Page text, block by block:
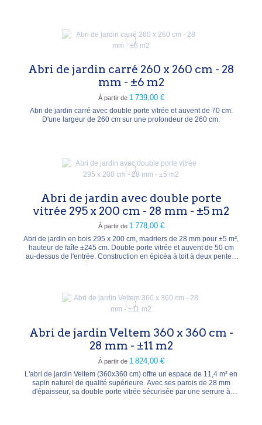
Abri de jardin carré 260 x 260 cm - 28
mm - ±6 m2
À partir de 1 739,00 €
Abri de jardin carré avec double porte vitrée et auvent de 70 cm.
D'une largeur de 260 cm sur une profondeur de 260 cm.
Abri de jardin avec double porte
vitrée 295 x 200 cm - 28 mm - ±5 m2
À partir de 1 778,00 €
Abri de jardin en bois 295 x 200 cm, madriers de 28 mm pour ±5 m²,
hauteur de faîte ±245 cm. Double porte vitrée et auvent de 50 cm
au-dessus de l'entrée. Construction en épicéa à toit à deux pentes,
Abri de jardin Veltem 360 x 360 cm -
28 mm - ±11 m2
À partir de 1 824,00 €
L'abri de jardin Veltem (360x360 cm) offre un espace de 11,4 m² en
sapin naturel de qualité supérieure. Avec ses parois de 28 mm
d'épaisseur, sa double porte vitrée sécurisée par une serrure à